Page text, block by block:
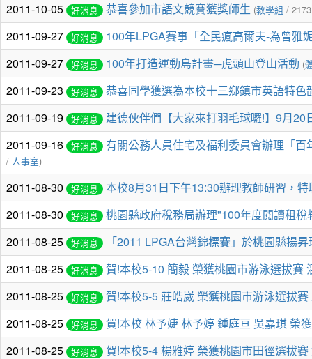
2011-10-05 好消息 恭喜參加市語文競賽獲獎師生 (教學組 /
2011-09-27 好消息
100年LPGA賽事「全民瘋高爾夫-為曾雅
2011-09-27 好消息 100年打造運動島計畫─虎頭山登山活動 (
2011-09-23 好消息
恭喜同學獲選為本校十三鄉鎮市英語特色
2011-09-19 好消息
建德伙伴們【大家來打羽毛球囉!】9月20
2011-09-16 好消息 有關公務人員住宅及福利委員會辦理「
/ 人事室)
2011-08-30 好消息
本校8月31日下午13:30辦理教師研習，
2011-08-30
好消息
桃園縣政府稅務局辦理"100年度閱讀租
2011-08-25 好消息
「2011 LPGA台灣錦標賽」於桃園縣揚
2011-08-25 好消息
賀!本校5-10 簡毅 榮獲桃園市游泳選拔賽
2011-08-25 好消息
賀!本校5-5 莊皓崴 榮獲桃園市游泳選拔
2011-08-25 好消息
賀!本校 林予婕 林予婷 鍾庭亘 吳嘉琪 榮
2011-08-25 好消息
賀!本校5-4 楊雅婷 榮獲桃園市田徑選拔